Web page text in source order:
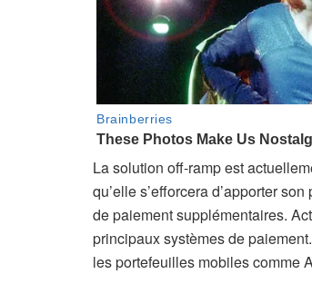
La solution off-ramp est
qu’elle s’efforcera d’apporter
de paiement supplémentaires.
principaux systèmes de
les portefeuilles mobiles comme